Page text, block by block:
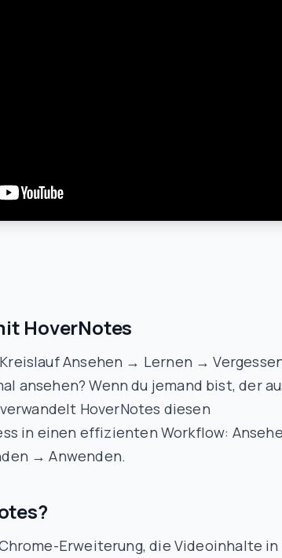
HoverNotes
Ansehen → Lernen →
ansehen? Wenn du jemand bist, der
HoverNotes diesen
in einen effizienten Workflow:
→ Anwenden.
Erweiterung, die Videoinhalte in